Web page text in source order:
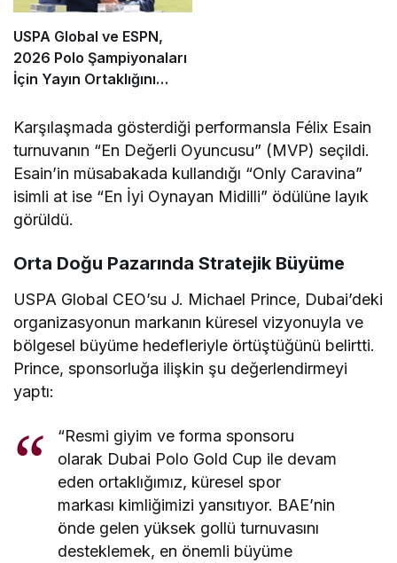
USPA Global ve ESPN,
2026 Polo Şampiyonaları
İçin Yayın Ortaklığını
Karşılaşmada gösterdiği performansla Félix Esain
turnuvanın “En Değerli Oyuncusu” (MVP) seçildi.
Esain’in müsabakada kullandığı “Only Caravina”
isimli at ise “En İyi Oynayan Midilli” ödülüne layık
görüldü.
Orta Doğu Pazarında Stratejik Büyüme
USPA Global CEO’su J. Michael Prince, Dubai’deki
organizasyonun markanın küresel vizyonuyla ve
bölgesel büyüme hedefleriyle örtüştüğünü belirtti.
Prince, sponsorluğa ilişkin şu değerlendirmeyi
yaptı:
“Resmi giyim ve forma sponsoru
olarak Dubai Polo Gold Cup ile devam
eden ortaklığımız, küresel spor
markası kimliğimizi yansıtıyor. BAE’nin
önde gelen yüksek gollü turnuvasını
desteklemek, en önemli büyüme